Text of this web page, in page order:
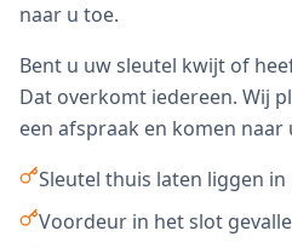
naar u toe.
Bent u uw sleutel kwijt of
Dat overkomt iedereen. Wij
een afspraak en komen naar
Sleutel thuis laten liggen
Voordeur in het slot